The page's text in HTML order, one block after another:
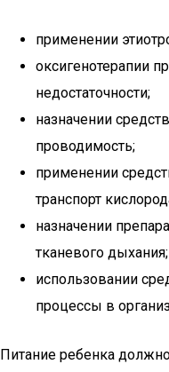
применении
оксигенотерапии
недостаточности;
назначении
проводимость;
применении
транспорт
назначении
тканевого дыхания;
использовании
процессы в
Питание ребенка